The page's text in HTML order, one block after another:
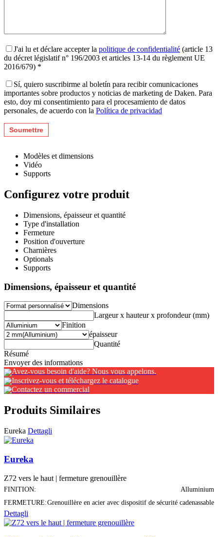
J'ai lu et déclare accepter la politique de confidentialité (article 13
du décret législatif n° 196/2003 et articles 13-14 du règlement UE
2016/679) *
Sí, quiero suscribirme al boletín para recibir comunicaciones
importantes sobre productos y noticias de marketing de Daken. Para
esto, doy mi consentimiento para el procesamiento de datos
personales, de acuerdo con la Política de privacidad
Modèles et dimensions
Vidéo
Supports
Configurez votre produit
Dimensions, épaisseur et quantité
Type d'installation
Fermeture
Position d'ouverture
Charnières
Optionals
Supports
Dimensions, épaisseur et quantité
Dimensions
Largeur x hauteur x profondeur (mm)
Finition
épaisseur
Quantité
Résumé
Envoyer des informations
Avez-vous besoin d'aide? Nous vous appelons.
Inscrivez-vous et téléchargez le catalogue
Contactez un commercial
Produits Similaires
Eureka Dettagli
Eureka
Z72 vers le haut | fermeture grenouillère
FINITION:
Alluminium
FERMETURE:Grenouillère en acier avec dispositif de sécurité cadenassable
Dettagli